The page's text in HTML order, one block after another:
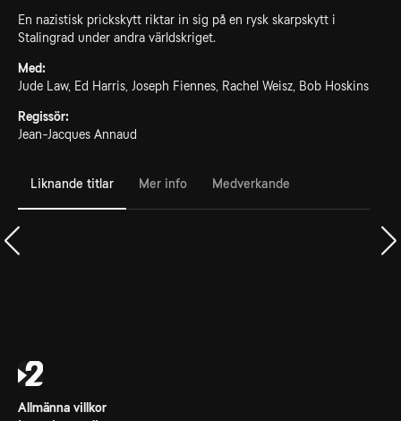
En nazistisk prickskytt riktar in sig på en rysk skarpskytt i
Stalingrad under andra världskriget.
Med:
Jude Law, Ed Harris, Joseph Fiennes, Rachel Weisz, Bob Hoskins
Regissör:
Jean-Jacques Annaud
Liknande titlar Mer info Medverkande
Allmänna villkor